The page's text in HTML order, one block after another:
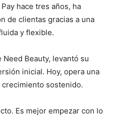
hace tres años, ha
de clientas gracias a una
y flexible.
Beauty, levantó su
inicial. Hoy, opera una
sostenido.
Es mejor empezar con lo